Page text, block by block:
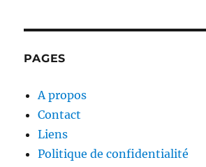
PAGES
A propos
Contact
Liens
Politique de confidentialité